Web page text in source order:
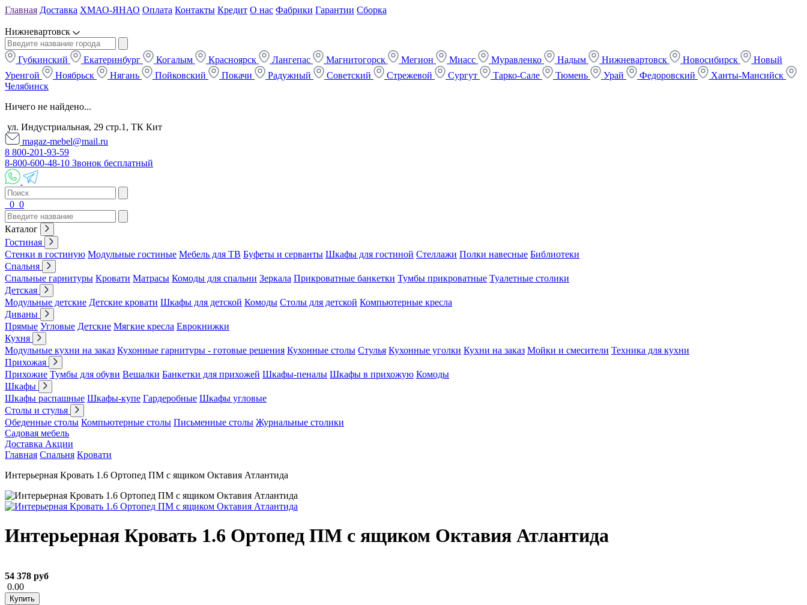
Главная Доставка ХМАО-ЯНАО Оплата Контакты Кредит О нас Фабрики Гарантии Сборка
Нижневартовск
Губкинский Екатеринбург Когалым Красноярск Лангепас Магнитогорск Мегион Миасс Муравленко Надым Нижневартовск Новосибирск
Новый
Уренгой
Ноябрьск Нягань Пойковский Покачи Радужный Советский Стрежевой Сургут Тарко-Сале Тюмень Урай Федоровский
Ханты-Мансийск
Челябинск
Ничего не найдено...
ул. Индустриальная, 29 стр.1, ТК Кит
magaz-mebel@mail.ru
8 800-201-93-59
8-800-600-48-10 Звонок бесплатный
0 0
Каталог
Гостиная
Стенки в гостиную Модульные гостиные Мебель для ТВ Буфеты и серванты Шкафы для гостиной Стеллажи Полки навесные Библиотеки
Спальня
Спальные гарнитуры Кровати Матрасы Комоды для спальни Зеркала Прикроватные банкетки Тумбы прикроватные Туалетные столики
Детская
Модульные детские Детские кровати Шкафы для детской Комоды Столы для детской Компьютерные кресла
Диваны
Прямые Угловые Детские Мягкие кресла Еврокнижки
Кухня
Модульные кухни на заказ Кухонные гарнитуры - готовые решения Кухонные столы Стулья Кухонные уголки Кухни на заказ Мойки и смесители Техника для кухни
Прихожая
Прихожие Тумбы для обуви Вешалки Банкетки для прихожей Шкафы-пеналы Шкафы в прихожую Комоды
Шкафы
Шкафы распашные Шкафы-купе Гардеробные Шкафы угловые
Столы и стулья
Обеденные столы Компьютерные столы Письменные столы Журнальные столики
Садовая мебель
Доставка Акции
Главная Спальня Кровати
Интерьерная Кровать 1.6 Ортопед ПМ с ящиком Октавия Атлантида
Интерьерная Кровать 1.6 Ортопед ПМ с ящиком Октавия Атлантида
54 378 руб
0.00
Купить